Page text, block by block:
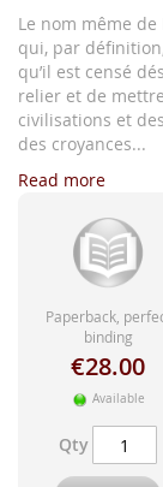
Le nom même
qui, par
qu’il est censé
relier et de
civilisations et
des croyances...
Read more
Paperback,
binding
€28.00
Available
Qty